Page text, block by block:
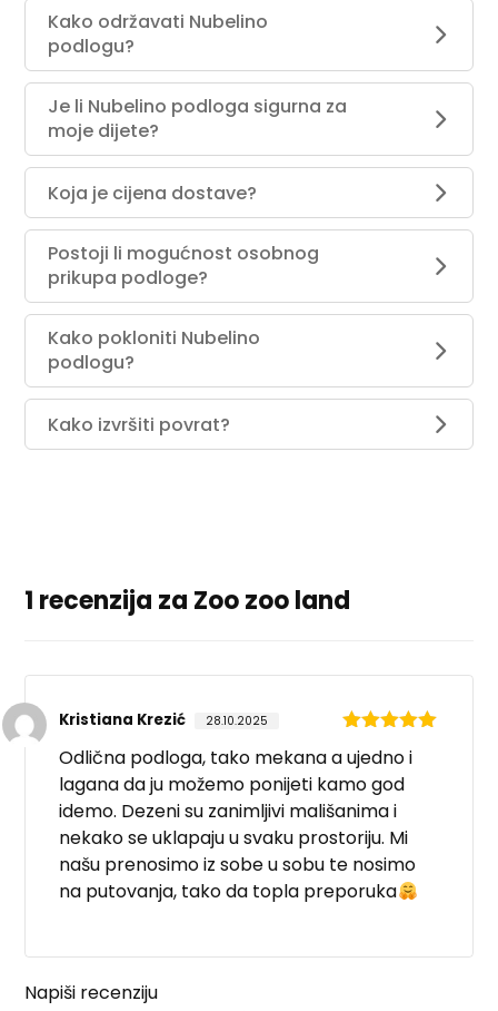
Kako održavati Nubelino
podlogu?
Je li Nubelino podloga sigurna za
moje dijete?
Koja je cijena dostave?
Postoji li mogućnost osobnog
prikupa podloge?
Kako pokloniti Nubelino
podlogu?
Kako izvršiti povrat?
1 recenzija za Zoo zoo land
od 5
Kristiana Krezić 28.10.2025
Odlična podloga, tako mekana a ujedno i
lagana da ju možemo ponijeti kamo god
idemo. Dezeni su zanimljivi mališanima i
nekako se uklapaju u svaku prostoriju. Mi
našu prenosimo iz sobe u sobu te nosimo
na putovanja, tako da topla preporuka
Napiši recenziju